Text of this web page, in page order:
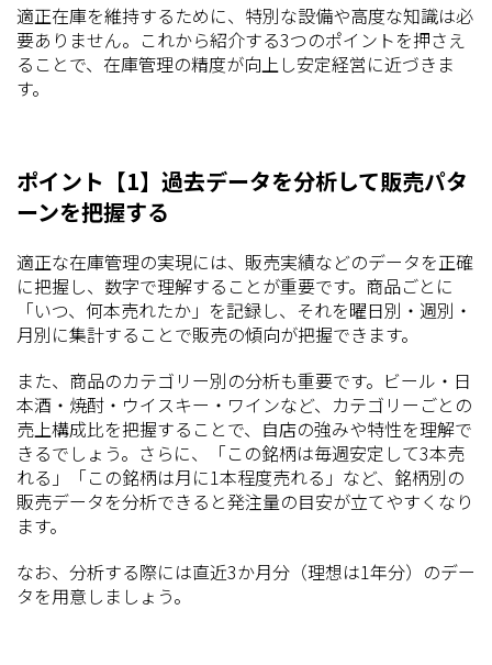
適正在庫を維持するために、特別な設備や高度な知識は必
要ありません。これから紹介する3つのポイントを押さえ
ることで、在庫管理の精度が向上し安定経営に近づきま
す。
ポイント【1】過去データを分析して販売パタ
ーンを把握する
適正な在庫管理の実現には、販売実績などのデータを正確
に把握し、数字で理解することが重要です。商品ごとに
「いつ、何本売れたか」を記録し、それを曜日別・週別・
月別に集計することで販売の傾向が把握できます。
また、商品のカテゴリー別の分析も重要です。ビール・日
本酒・焼酎・ウイスキー・ワインなど、カテゴリーごとの
売上構成比を把握することで、自店の強みや特性を理解で
きるでしょう。さらに、「この銘柄は毎週安定して3本売
れる」「この銘柄は月に1本程度売れる」など、銘柄別の
販売データを分析できると発注量の目安が立てやすくなり
ます。
なお、分析する際には直近3か月分（理想は1年分）のデー
タを用意しましょう。